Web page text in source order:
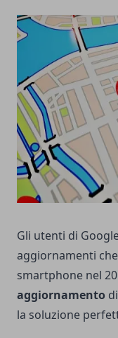
Gli utenti di
aggiornamenti
smartphone nel
aggiornamento di
la soluzione